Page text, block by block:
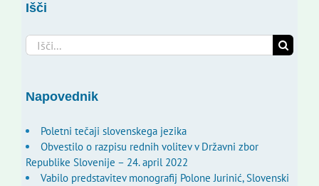
Išči
Search
for:
Napovednik
Poletni tečaji slovenskega jezika
Obvestilo o razpisu rednih volitev v Državni zbor
Republike Slovenije – 24. april 2022
Vabilo predstavitev monografij Polone Jurinić, Slovenski